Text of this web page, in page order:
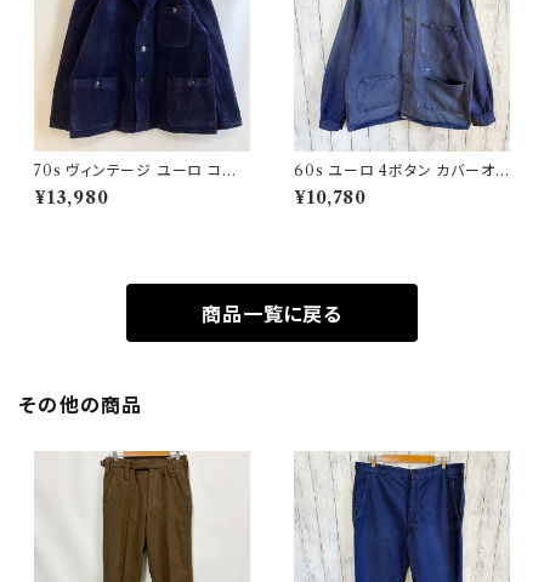
70s ヴィンテージ ユーロ コー
デュロイ セットアップ ビンテー
ジ
¥13,980
60s ユーロ 4ボタン カバーオ
ール ワークジャケット 月桂樹ボ
タン ヴィンテージ
¥10,780
商品一覧に戻る
その他の商品